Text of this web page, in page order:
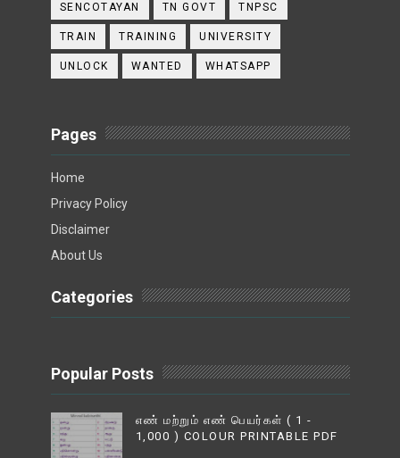
SENCOTAYAN TN GOVT TNPSC
TRAIN TRAINING UNIVERSITY
UNLOCK WANTED WHATSAPP
Pages
Home
Privacy Policy
Disclaimer
About Us
Categories
Popular Posts
எண் மற்றும் எண் பெயர்கள் ( 1 -
1,000 ) COLOUR PRINTABLE PDF